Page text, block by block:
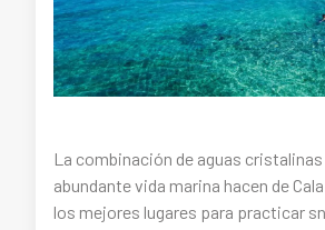
La combinación de aguas cristalinas
abundante vida marina hacen de
los mejores lugares para practicar